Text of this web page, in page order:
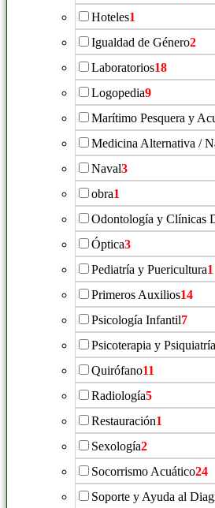
Hoteles1
Igualdad de Género2
Laboratorios18
Logopedia9
Marítimo Pesquera y
Medicina Alternativa /
Naval3
obra1
Odontología y Clínicas
Óptica3
Pediatría y Puericultura1
Primeros Auxilios14
Psicología Infantil7
Psicoterapia y Psiquiatría
Quirófano11
Radiología5
Restauración1
Sexología2
Socorrismo Acuático24
Soporte y Ayuda al